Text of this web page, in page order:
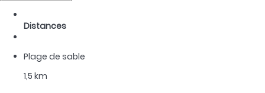
Distances
Plage de sable
1,5 km